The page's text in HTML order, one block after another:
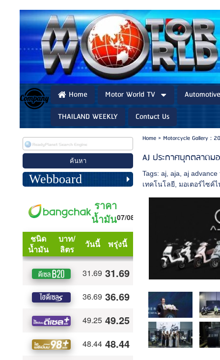
Home Motor World TV
THAILAND WEEKLY
Contact Us
Webboard
Home> Motorcycle Gallery :
AJ ประกาศบุกตลาดม
Tags:aj ,aja ,aj advance
เทคโนโลยี ,มอเตอร์ไซค์